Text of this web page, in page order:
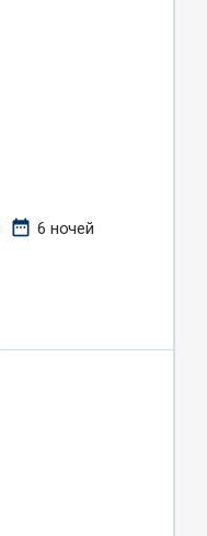
date_range 6 ночей